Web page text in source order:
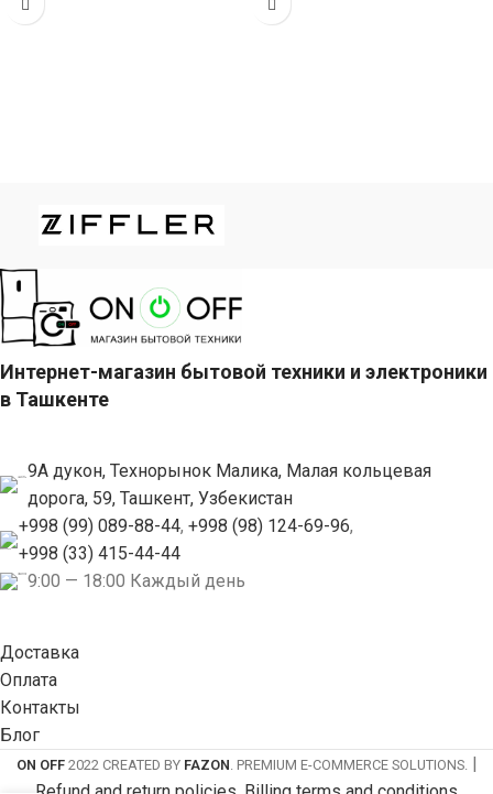
(габариты
Интернет-магазин бытовой техники и электроники
в Ташкенте
9А дукон, Технорынок Малика, Малая кольцевая
дорога, 59, Ташкент, Узбекистан
+998 (99) 089-88-44, +998 (98) 124-69-96,
+998 (33) 415-44-44
9:00 — 18:00 Каждый день
Доставка
Оплата
Контакты
Блог
ON OFF 2022 CREATED BY FAZON. PREMIUM E-COMMERCE SOLUTIONS.|